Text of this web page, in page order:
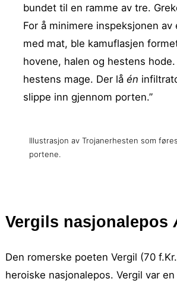
bundet til en ramme av tre.
For å minimere inspeksjonen
med mat, ble kamuflasjen
hovene, halen og hestens
hestens mage. Der lå én
slippe inn gjennom porten.”
Illustrasjon av Trojanerhesten som
portene.
Vergils nasjonalepos
Den romerske poeten Vergil (70
heroiske nasjonalepos. Vergil var